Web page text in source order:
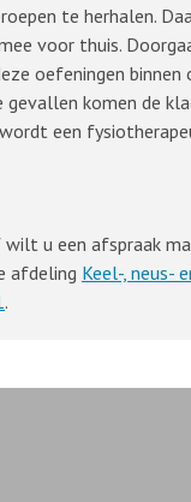
te herhalen.
voor thuis.
oefeningen binnen
gevallen komen de
een
u een afspraak
afdeling Keel-, neus-
.